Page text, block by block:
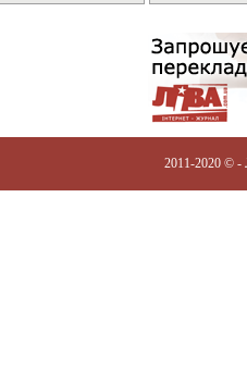
2011-2020 © -